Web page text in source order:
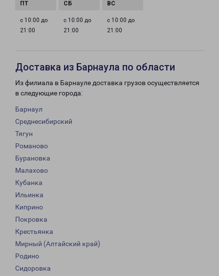
с 10:00 до
21:00
с 10:00 до
21:00
с 10:00 до
21:00
Доставка из Барнаула по области
Из филиала в Барнауле доставка грузов осуществляется
в следующие города:
Барнаул
Среднесибирский
Тягун
Романово
Бурановка
Малахово
Кубанка
Ильинка
Киприно
Покровка
Крестьянка
Мирный (Алтайский край)
Родино
Сидоровка